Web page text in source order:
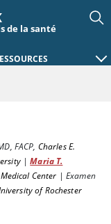
de la santé
FACP, Charles E.
|Maria T.
Center | Examen
of Rochester